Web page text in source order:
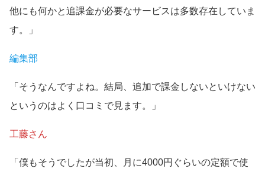
他にも何かと追課金が必要なサービスは多数存在していま
す。」
編集部
「そうなんですよね。結局、追加で課金しないといけない
というのはよく口コミで見ます。」
工藤さん
「僕もそうでしたが当初、月に4000円ぐらいの定額で使